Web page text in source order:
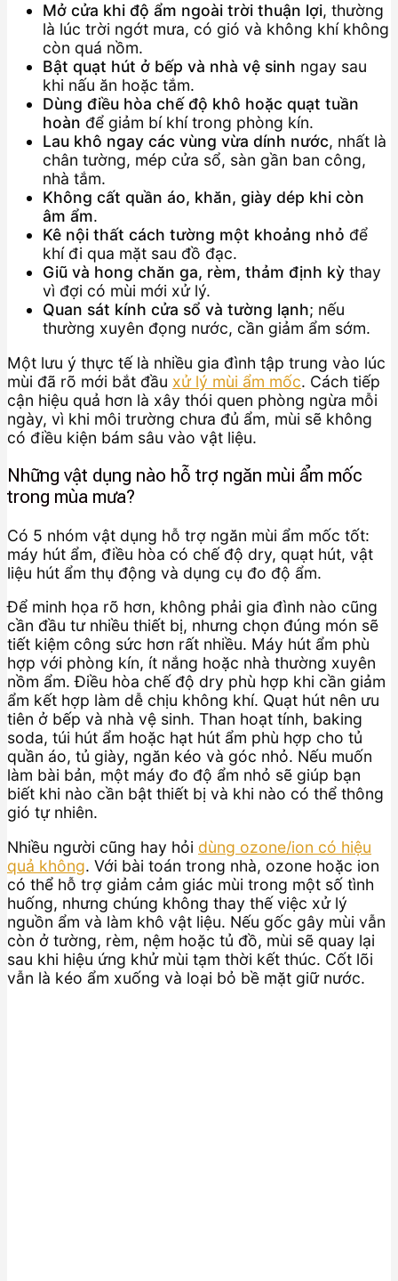
Mở cửa khi độ ẩm ngoài trời thuận lợi, thường
là lúc trời ngớt mưa, có gió và không khí không
còn quá nồm.
Bật quạt hút ở bếp và nhà vệ sinh ngay sau
khi nấu ăn hoặc tắm.
Dùng điều hòa chế độ khô hoặc quạt tuần
hoàn để giảm bí khí trong phòng kín.
Lau khô ngay các vùng vừa dính nước, nhất là
chân tường, mép cửa sổ, sàn gần ban công,
nhà tắm.
Không cất quần áo, khăn, giày dép khi còn
âm ẩm.
Kê nội thất cách tường một khoảng nhỏ để
khí đi qua mặt sau đồ đạc.
Giũ và hong chăn ga, rèm, thảm định kỳ thay
vì đợi có mùi mới xử lý.
Quan sát kính cửa sổ và tường lạnh; nếu
thường xuyên đọng nước, cần giảm ẩm sớm.
Một lưu ý thực tế là nhiều gia đình tập trung vào lúc
mùi đã rõ mới bắt đầu xử lý mùi ẩm mốc. Cách tiếp
cận hiệu quả hơn là xây thói quen phòng ngừa mỗi
ngày, vì khi môi trường chưa đủ ẩm, mùi sẽ không
có điều kiện bám sâu vào vật liệu.
Những vật dụng nào hỗ trợ ngăn mùi ẩm mốc
trong mùa mưa?
Có 5 nhóm vật dụng hỗ trợ ngăn mùi ẩm mốc tốt:
máy hút ẩm, điều hòa có chế độ dry, quạt hút, vật
liệu hút ẩm thụ động và dụng cụ đo độ ẩm.
Để minh họa rõ hơn, không phải gia đình nào cũng
cần đầu tư nhiều thiết bị, nhưng chọn đúng món sẽ
tiết kiệm công sức hơn rất nhiều. Máy hút ẩm phù
hợp với phòng kín, ít nắng hoặc nhà thường xuyên
nồm ẩm. Điều hòa chế độ dry phù hợp khi cần giảm
ẩm kết hợp làm dễ chịu không khí. Quạt hút nên ưu
tiên ở bếp và nhà vệ sinh. Than hoạt tính, baking
soda, túi hút ẩm hoặc hạt hút ẩm phù hợp cho tủ
quần áo, tủ giày, ngăn kéo và góc nhỏ. Nếu muốn
làm bài bản, một máy đo độ ẩm nhỏ sẽ giúp bạn
biết khi nào cần bật thiết bị và khi nào có thể thông
gió tự nhiên.
Nhiều người cũng hay hỏi dùng ozone/ion có hiệu
quả không. Với bài toán trong nhà, ozone hoặc ion
có thể hỗ trợ giảm cảm giác mùi trong một số tình
huống, nhưng chúng không thay thế việc xử lý
nguồn ẩm và làm khô vật liệu. Nếu gốc gây mùi vẫn
còn ở tường, rèm, nệm hoặc tủ đồ, mùi sẽ quay lại
sau khi hiệu ứng khử mùi tạm thời kết thúc. Cốt lõi
vẫn là kéo ẩm xuống và loại bỏ bề mặt giữ nước.